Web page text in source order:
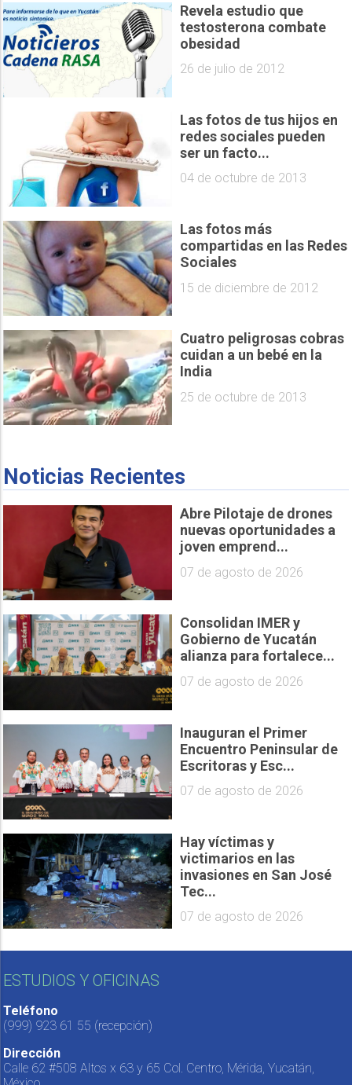
Revela estudio que
testosterona combate
obesidad
26 de julio de 2012
Las fotos de tus hijos en
redes sociales pueden
ser un facto...
04 de octubre de 2013
Las fotos más
compartidas en las Redes
Sociales
15 de diciembre de 2012
Cuatro peligrosas cobras
cuidan a un bebé en la
India
25 de octubre de 2013
Noticias Recientes
Abre Pilotaje de drones
nuevas oportunidades a
joven emprend...
07 de agosto de 2026
Consolidan IMER y
Gobierno de Yucatán
alianza para fortalece...
07 de agosto de 2026
Inauguran el Primer
Encuentro Peninsular de
Escritoras y Esc...
07 de agosto de 2026
Hay víctimas y
victimarios en las
invasiones en San José
Tec...
07 de agosto de 2026
ESTUDIOS Y OFICINAS
Teléfono
(999) 923 61 55 (recepción)
Dirección
Calle 62 #508 Altos x 63 y 65 Col. Centro, Mérida, Yucatán,